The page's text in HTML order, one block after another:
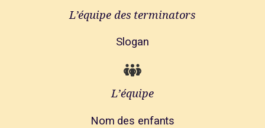
L’équipe des terminators
Slogan
L’équipe
Nom des enfants